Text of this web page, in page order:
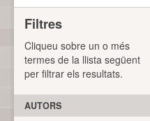
Filtres
Cliqueu sobre un o més
termes de la llista següent
per filtrar els resultats.
AUTORS